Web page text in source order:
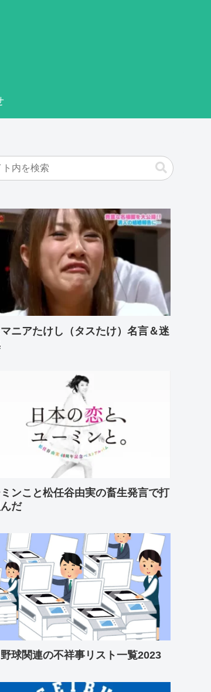
ニアたけし（タスたけ）名言＆迷
ンこと松任谷由実の畜生発言で打
だ
球関連の不祥事リスト一覧2023